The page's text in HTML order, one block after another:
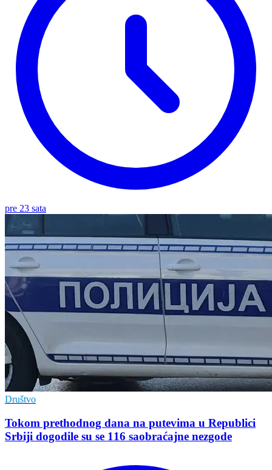
pre 23 sata
Društvo
Tokom prethodnog dana na putevima u Republici
Srbiji dogodile su se 116 saobraćajne nezgode